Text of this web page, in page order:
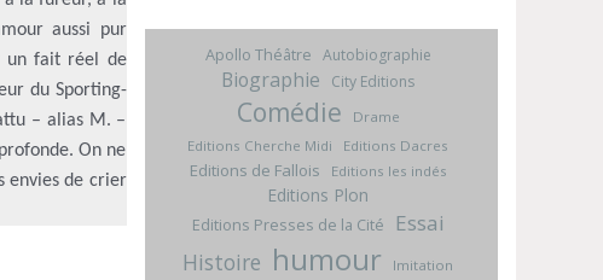
aussi pur
un fait réel de
du Sporting-
– alias M. –
On ne
envies de crier
Apollo Théâtre Autobiographie
Biographie City Editions
Comédie
Drame
Editions Cherche Midi
Editions Dacres
Editions de Fallois Editions les indés
Editions Plon
Editions Presses de la Cité Essai
Histoire humour
Imitation